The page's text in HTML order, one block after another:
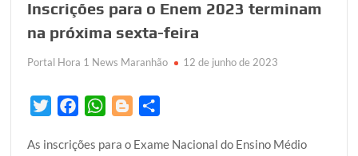
Inscrições para o Enem 2023 terminam
na próxima sexta-feira
Portal Hora 1 News Maranhão 12 de junho de 2023
i
c
W
a
o
a
As inscrições para o Exame Nacional do Ensino Médio